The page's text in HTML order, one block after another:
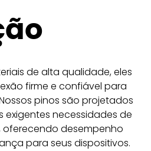
de alta qualidade, eles
firme e confiável para
pinos são projetados
exigentes necessidades de
desempenho
para seus dispositivos.